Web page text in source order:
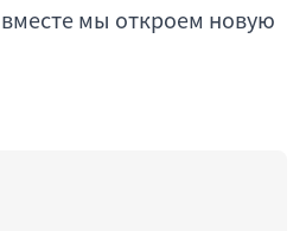
вместе мы откроем новую